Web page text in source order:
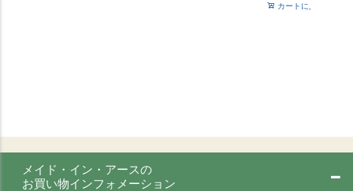
カートに入れる
メイド・イン・アースの
お買い物インフォメーション